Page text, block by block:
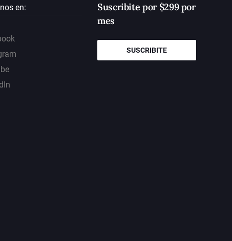
en:
Suscribite por $299 por
mes
SUSCRIBITE